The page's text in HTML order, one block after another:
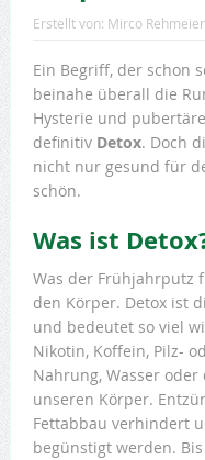
Erstellt von: Mirco Rehmeier
Ein Begriff, der schon
beinahe überall die
Hysterie und
definitiv Detox. Doch
nicht nur gesund für
schön.
Was ist
Was der Frühjahrputz
den Körper. Detox ist
und bedeutet so viel
Nikotin, Koffein, Pilz-
Nahrung, Wasser
unseren Körper.
Fettabbau verhindert
begünstigt werden.